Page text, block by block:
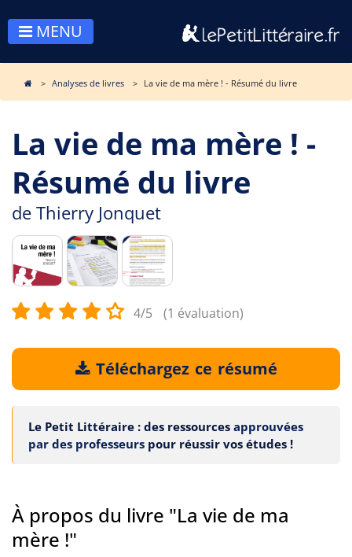
MENU
Analyses de livres La vie de ma mère ! - Résumé du livre
La vie de ma mère ! -
Résumé du livre
de Thierry Jonquet
4/5 (1 évaluation)
Téléchargez ce résumé
Le Petit Littéraire : des ressources approuvées
par des professeurs pour réussir vos études !
À propos du livre "La vie de ma
mère !"